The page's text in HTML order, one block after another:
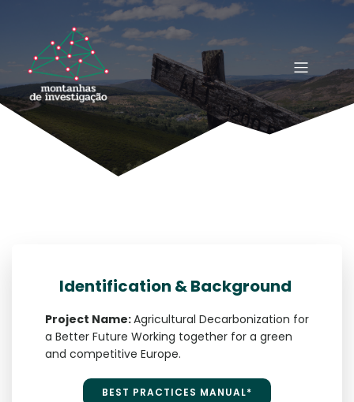
Identification & Background
Project Name:Agricultural Decarbonization for
a Better Future Working together for a green
and competitive Europe.
BEST PRACTICES MANUAL*